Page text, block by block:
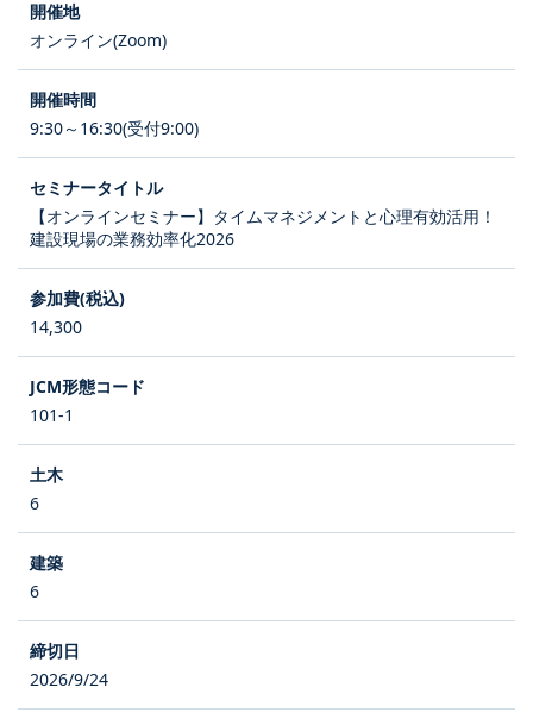
オンライン(Zoom)
9:30～16:30(受付9:00)
【オンラインセミナー】タイムマネジメントと心理有効活用！
建設現場の業務効率化2026
14,300
101-1
6
6
2026/9/24